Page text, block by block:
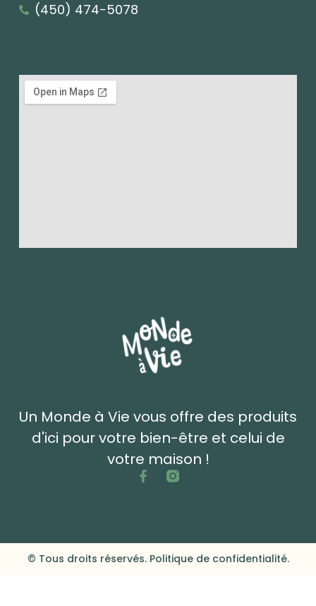
Un Monde à Vie vous offre des produits
d'ici pour votre bien-être et celui de
votre maison !
(450) 474-5078
© Tous droits réservés. Politique de confidentialité.